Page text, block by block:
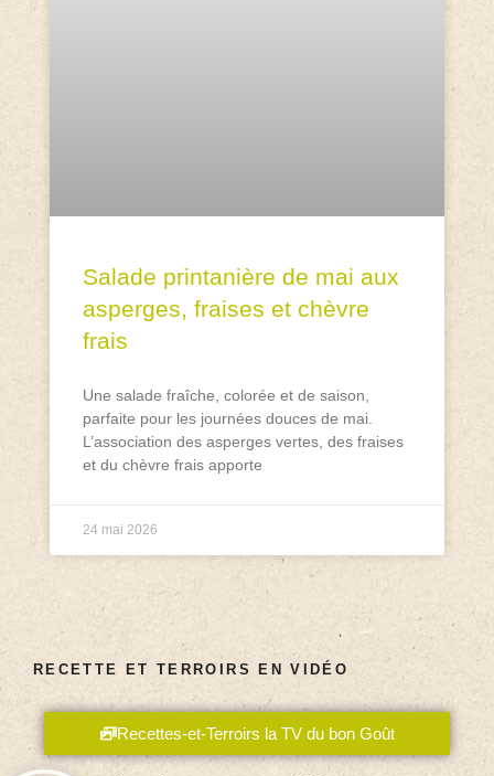
Salade printanière de mai aux
asperges, fraises et chèvre
frais
Une salade fraîche, colorée et de saison,
parfaite pour les journées douces de mai.
L’association des asperges vertes, des fraises
et du chèvre frais apporte
24 mai 2026
RECETTE ET TERROIRS EN VIDÉO
Recettes-et-Terroirs la TV du bon Goût